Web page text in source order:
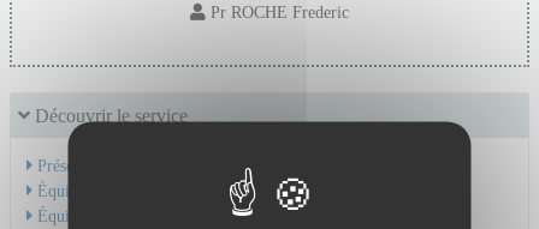
Pr ROCHE Frederic
Découvrir le service
Présentation de l'activité
Équipe Médicale
Équipe Soignante